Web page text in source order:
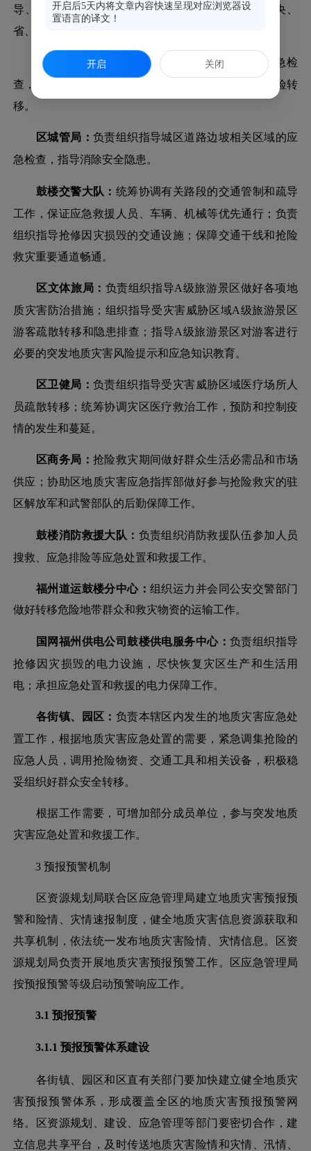
导、监督和管理等工作；协助区应急管理局做好中央、
省、市下拨资金的分配和管理。
区房管局：负责组织指导开展灾区房屋安全应急检
查，指导消除危房安全隐患，协助做好危房人员的避险转
移。
区城管局： 负责组织指导城区道路边坡相关区域的应
急检查，指导消除安全隐患。
鼓楼交警大队： 统筹协调有关路段的交通管制和疏导
工作，保证应急救援人员、车辆、机械等优先通行；负责
组织指导抢修因灾损毁的交通设施；保障交通干线和抢险
救灾重要通道畅通。
区文体旅局： 负责组织指导A级旅游景区做好各项地
质灾害防治措施；组织指导受灾害威胁区域A级旅游景区
游客疏散转移和隐患排查；指导A级旅游景区对游客进行
必要的突发地质灾害风险提示和应急知识教育。
区卫健局： 负责组织指导受灾害威胁区域医疗场所人
员疏散转移；统筹协调灾区医疗救治工作，预防和控制疫
情的发生和蔓延。
区商务局： 抢险救灾期间做好群众生活必需品和市场
供应；协助区地质灾害应急指挥部做好参与抢险救灾的驻
区解放军和武警部队的后勤保障工作。
鼓楼消防救援大队： 负责组织消防救援队伍参加人员
搜救、应急排险等应急处置和救援工作。
福州道运鼓楼分中心：组织运力并会同公安交警部门
做好转移危险地带群众和救灾物资的运输工作。
国网福州供电公司鼓楼供电服务中心： 负责组织指导
抢修因灾损毁的电力设施，尽快恢复灾区生产和生活用
电；承担应急处置和救援的电力保障工作。
各街镇、园区： 负责本辖区内发生的地质灾害应急处
置工作，根据地质灾害应急处置的需要，紧急调集抢险的
应急人员，调用抢险物资、交通工具和相关设备，积极稳
妥组织好群众安全转移。
根据工作需要，可增加部分成员单位，参与突发地质
灾害应急处置和救援工作。
3 预报预警机制
区资源规划局联合区应急管理局建立地质灾害预报预
警和险情、灾情速报制度，健全地质灾害信息资源获取和
共享机制，依法统一发布地质灾害险情、灾情信息。区资
源规划局负责开展地质灾害预报预警工作。区应急管理局
按预报预警等级启动预警响应工作。
3.1 预报预警
3.1.1 预报预警体系建设
各街镇、园区和区直有关部门要加快建立健全地质灾
害预报预警体系，形成覆盖全区的地质灾害预报预警网
络。区资源规划、建设、应急管理等部门要密切合作，建
立信息共享平台，及时传送地质灾害险情和灾情、汛情、
开启后5天内将文章内容快速呈现对应浏览器设
置语言的译文！
开启 关闭